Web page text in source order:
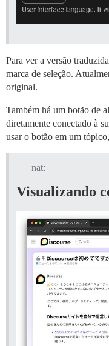
Para ver a versão
marca de seleção.
original.
Também há um botão de
diretamente conectado à
usar o botão em um
nat:
Visualizando